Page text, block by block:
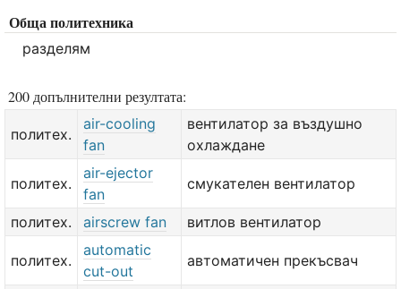
Обща политехника
разделям
200 допълнителни резултата:
политех.
air-cooling
fan
вентилатор за въздушно
охлаждане
политех.
air-ejector
fan
смукателен вентилатор
политех. airscrew fan витлов вентилатор
политех.
automatic
cut-out
автоматичен прекъсвач